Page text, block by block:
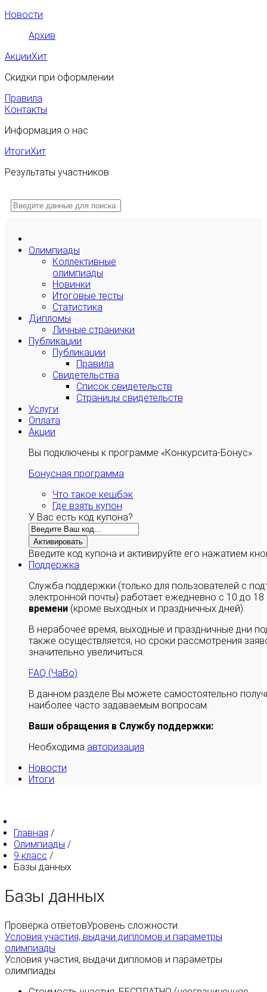
Новости
Архив
АкцииХит
Скидки при оформлении
Правила
Контакты
Информация о нас
ИтогиХит
Результаты участников
Олимпиады
Коллективные
олимпиады
Новинки
Итоговые тесты
Статистика
Дипломы
Личные странички
Публикации
Публикации
Правила
Свидетельства
Список свидетельств
Страницы свидетельств
Услуги
Оплата
Акции
Вы подключены к программе «Конкурсита-Бонус»:
Бонусная программа
Что такое кешбэк
Где взять купон
У Вас есть код купона?
Активировать
Введите код купона и активируйте его нажатием
Поддержка
Служба поддержки (только для пользователей с
электронной почты) работает ежедневно с 10 до
времени (кроме выходных и праздничных дней).
В нерабочее время, выходные и праздничные дни
также осуществляется, но сроки рассмотрения
значительно увеличиться.
FAQ (ЧаВо)
В данном разделе Вы можете самостоятельно
наиболее часто задаваемым вопросам.
Ваши обращения в Службу поддержки:
Необходима авторизация
Новости
Итоги
Главная /
Олимпиады /
9 класс /
Базы данных
Базы данных
Проверка ответовУровень сложности:
Условия участия, выдачи дипломов и параметры
олимпиады
Условия участия, выдачи дипломов и параметры
олимпиады